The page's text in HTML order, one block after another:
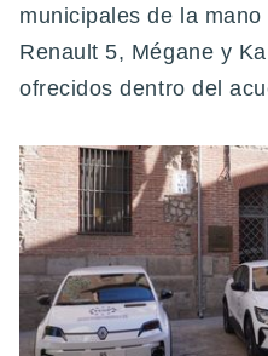
municipales de la
Renault 5, Mégane y
ofrecidos dentro del